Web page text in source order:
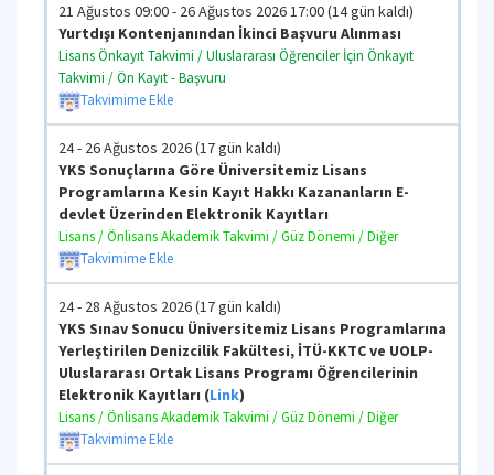
21 Ağustos 09:00 - 26 Ağustos 2026 17:00 (14 gün kaldı)
Yurtdışı Kontenjanından İkinci Başvuru Alınması
Lisans Önkayıt Takvimi / Uluslararası Öğrenciler İçin Önkayıt
Takvimi / Ön Kayıt - Başvuru
Takvimime Ekle
24 - 26 Ağustos 2026 (17 gün kaldı)
YKS Sonuçlarına Göre Üniversitemiz Lisans
Programlarına Kesin Kayıt Hakkı Kazananların E-
devlet Üzerinden Elektronik Kayıtları
Lisans / Önlisans Akademik Takvimi / Güz Dönemi / Diğer
Takvimime Ekle
24 - 28 Ağustos 2026 (17 gün kaldı)
YKS Sınav Sonucu Üniversitemiz Lisans Programlarına
Yerleştirilen Denizcilik Fakültesi, İTÜ-KKTC ve UOLP-
Uluslararası Ortak Lisans Programı Öğrencilerinin
Elektronik Kayıtları (Link)
Lisans / Önlisans Akademik Takvimi / Güz Dönemi / Diğer
Takvimime Ekle